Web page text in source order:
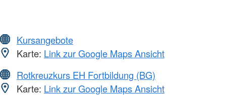
Kursangebote
Karte: Link zur Google Maps Ansicht
Rotkreuzkurs EH Fortbildung (BG)
Karte: Link zur Google Maps Ansicht